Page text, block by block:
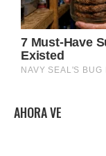
AHORA VE